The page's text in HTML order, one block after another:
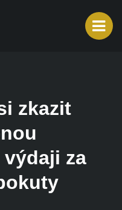
zkazit
za